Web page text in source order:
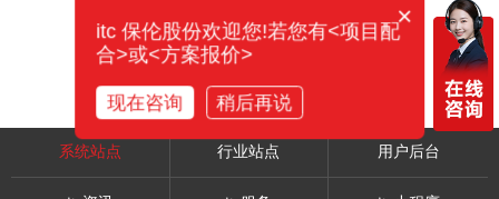
系统站点 行业站点 用户后台
×
itc 保伦股份欢迎您!若您有<项目配
合>或<方案报价>
现在咨询 稍后再说